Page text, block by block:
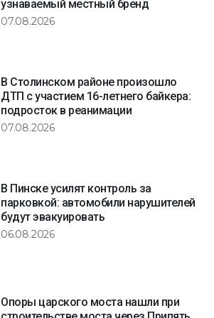
узнаваемый местный бренд
07.08.2026
В Столинском районе произошло
ДТП с участием 16-летнего байкера:
подросток в реанимации
07.08.2026
В Пинске усилят контроль за
парковкой: автомобили нарушителей
будут эвакуировать
06.08.2026
Опоры царского моста нашли при